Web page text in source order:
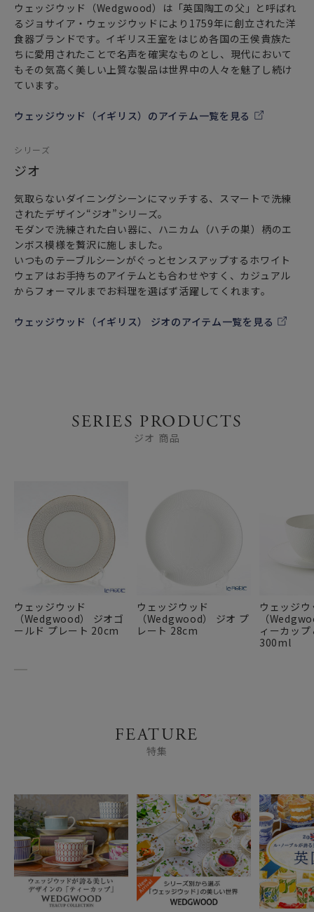
ウェッジウッド（Wedgwood）は「英国陶工の父」と呼ばれ
るジョサイア・ウェッジウッドにより1759年に創立された洋
食器ブランドです。イギリス王室をはじめ各国の王侯貴族た
ちに愛用されたことで名声を確実なものとし、現代において
もその気高く美しい上質な製品は世界中の人々を魅了し続け
ています。
ウェッジウッド（イギリス）のアイテム一覧を見る
シリーズ
ジオ
気取らないダイニングシーンにマッチする、スマートで洗練
されたデザイン“ジオ”シリーズ。
モダンで洗練された白い器に、ハニカム（ハチの巣）柄のエ
ンボス模様を贅沢に施しました。
いつものテーブルシーンがぐっとセンスアップするホワイト
ウェアはお手持ちのアイテムとも合わせやすく、カジュアル
からフォーマルまでお料理を選ばず活躍してくれます。
ウェッジウッド（イギリス） ジオのアイテム一覧を見る
SERIES PRODUCTS
ジオ 商品
ウェッジウッド
（Wedgwood） ジオゴ
ールド プレート 20cm
ウェッジウッド
（Wedgwood） ジオ プ
レート 28cm
ウェッジウ
（
ィーカッ
300ml
FEATURE
特集